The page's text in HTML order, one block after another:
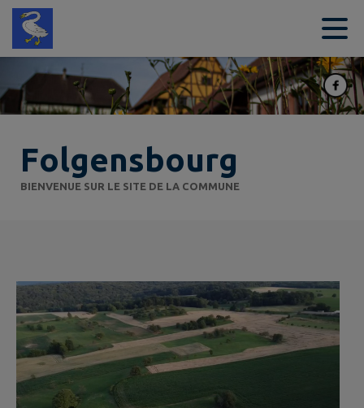
Contenu
Folgensbourg
BIENVENUE SUR LE SITE DE LA COMMUNE